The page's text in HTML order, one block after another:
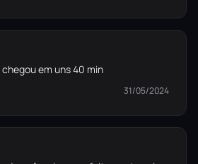
em uns 40 min
31/05/2024